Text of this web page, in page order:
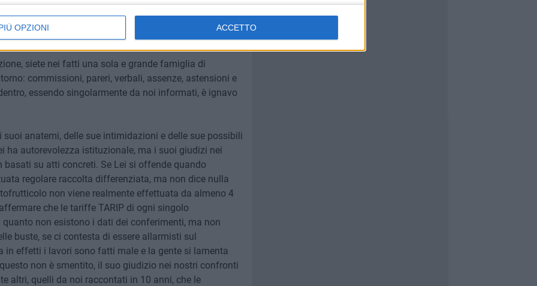
OPZIONI ACCETTO
MAI contestato nulla nel merito, anzi lei non ci ha mai
e Statuto comunale, che lei conosce benissimo.
siete nei fatti una sola e grande famiglia di
commissioni, pareri, verbali, assenze, astensioni e
essendo singolarmente da noi informati, è ignavo
anatemi, delle sue intimidazioni e delle sue possibili
ha autorevolezza istituzionale, ma i suoi giudizi nei
su atti concreti. Se Lei si offende quando
regolare raccolta differenziata, ma non dice nulla
non viene realmente effettuata da almeno 4
che le tariffe TARIP di ogni singolo
non esistono i dati dei conferimenti, ma non
buste, se ci contesta di essere allarmisti sul
in effetti i lavori sono fatti male e la gente si lamenta
non è smentito, il suo giudizio nei nostri confronti
altri, quelli da noi raccontati in 10 anni, che le